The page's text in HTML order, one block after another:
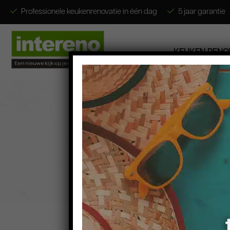
Keuken renoveren
Gratis E-Books
Foto’s & Video’s
Professionele keukenrenovatie in één dag 5 jaar garantie
KEUKEN